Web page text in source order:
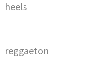
heels
reggaeton